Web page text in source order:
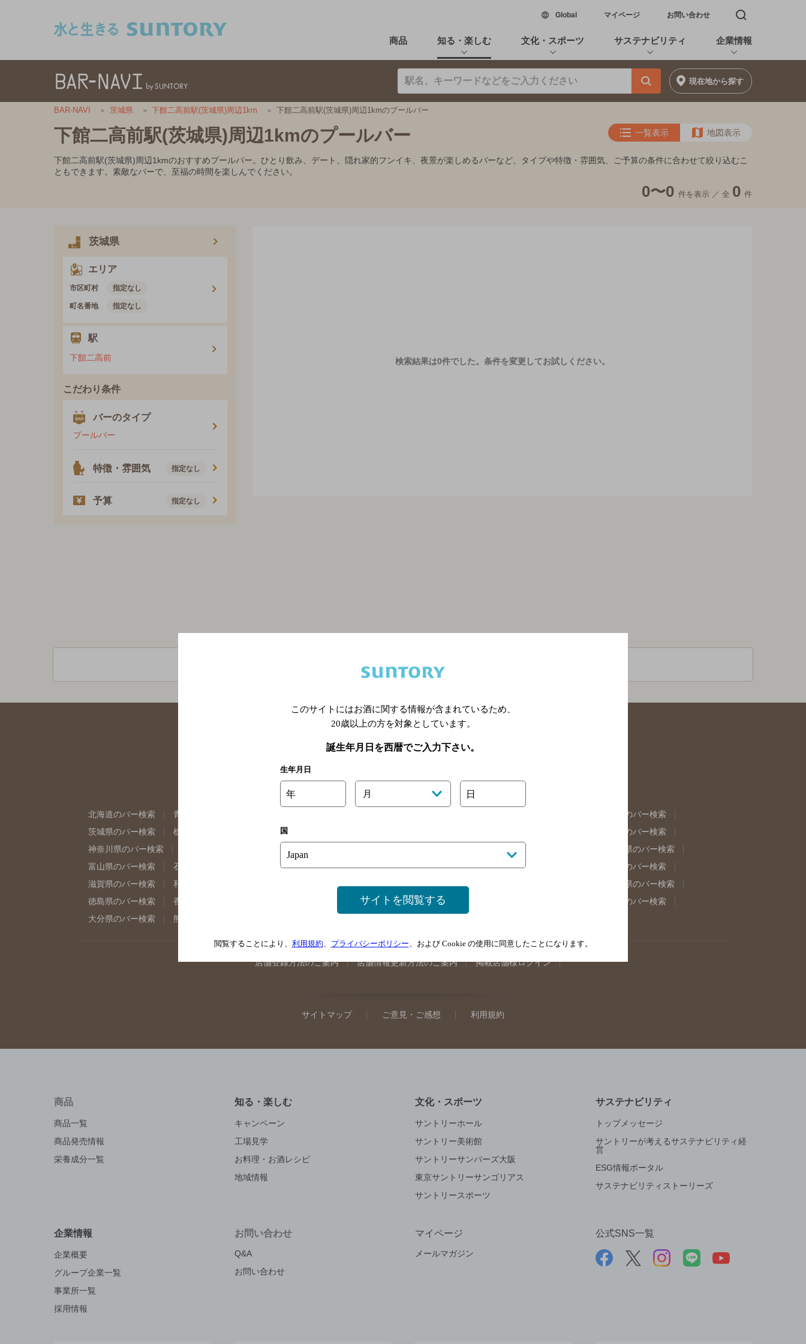
Global新しいウィンドウで開く
マイページ お問い合わせ 検索窓を開く
商品 知る・楽しむ 文化・スポーツ サステナビリティ 企業情報
現在地から探す
BAR-NAVI 茨城県 下館二高前駅(茨城県)周辺1km 下館二高前駅(茨城県)周辺1kmのプールバー
下館二高前駅(茨城県)周辺1kmのプールバー 一覧表示 地図表示
下館二高前駅(茨城県)周辺1kmのおすすめプールバー。ひとり飲み、デート、隠れ家的フンイキ、夜景が楽しめるバーなど、タイプや特徴・雰囲気、ご予算の条件に合わせて絞り込むこ
ともできます。素敵なバーで、至福の時間を楽しんでください。
0〜0 件を表示 ／ 全 0 件
茨城県
エリア
市区町村 指定なし
町名番地 指定なし
駅
下館二高前
こだわり条件
バーのタイプ
プールバー
特徴・雰囲気 指定なし
予算 指定なし
検索結果は0件でした。 条件を変更してお試しください。
関連ページ
北海道のバー検索 青森県のバー検索
福島県のバー検索
茨城県のバー検索
栃木県のバー検索 群馬県のバー検索
東京都のバー検索
神奈川県のバー検索
埼玉県のバー検索
岐阜県のバー検索
富山県のバー検索
石川県のバー検索 福井県のバー検索 大阪府のバー検索 京都府のバー検索 兵庫県のバー検索
奈良県のバー検索
滋賀県のバー検索
和歌山県のバー検索 岡山県のバー検索 山口県のバー検索
島根県のバー検索
徳島県のバー検索
香川県のバー検索 高知県のバー検索 福岡県のバー検索
佐賀県のバー検索
大分県のバー検索
熊本県のバー検索
店舗登録方法のご案内 店舗情報更新方法のご案内 掲載店舗様ログイン
サイトマップ ご意見・ご感想 利用規約
商品
商品一覧
商品発売情報
栄養成分一覧
知る・楽しむ
キャンペーン
工場見学
お料理・お酒レシピ
地域情報
文化・スポーツ
サントリーホール
サントリー美術館
サントリーサンバーズ大阪
東京サントリーサンゴリアス
サントリースポーツ
サステナビリティ
トップメッセージ
サントリーが考えるサステナビリティ経
営
ESG情報ポータル
サステナビリティストーリーズ
企業情報
企業概要
グループ企業一覧
事業所一覧
採用情報
お問い合わせ
Q&A
お問い合わせ
マイページ
メールマガジン
公式SNS一覧
このサイトにはお酒に関する情報が含まれているため、
20歳以上の方を対象としています。
誕生年月日を西暦でご入力下さい。
生年月日
年 月 日
国
サイトを閲覧する
閲覧することにより、 利用規約、 プライバシーポリシー、および Cookie の使用に同意したことになります。